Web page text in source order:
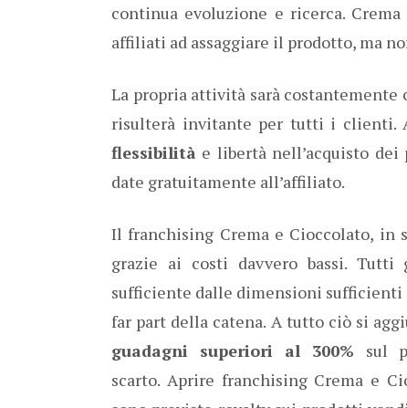
continua evoluzione e ricerca.
affiliati ad assaggiare il prodotto, ma
La propria attività sarà
risulterà invitante per tutti i clienti.
flessibilità e libertà nell’acquisto
date gratuitamente all’affiliato.
Il franchising Crema e Cioccolato, in
grazie ai costi davvero bassi.
sufficiente dalle dimensioni sufficienti
far part della catena. A tutto ciò si
guadagni superiori al 300% sul
scarto. Aprire franchising Crema e